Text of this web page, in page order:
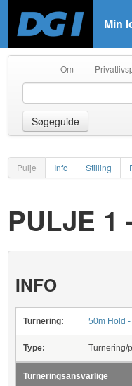
Min
Om
Søgeguide
Pulje Info Stilling
PULJE 1
INFO
Turnering: 50m Hold
Type: Turnering/
Turneringsansvarlige